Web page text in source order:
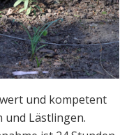
und kompetent
und Lästlingen.